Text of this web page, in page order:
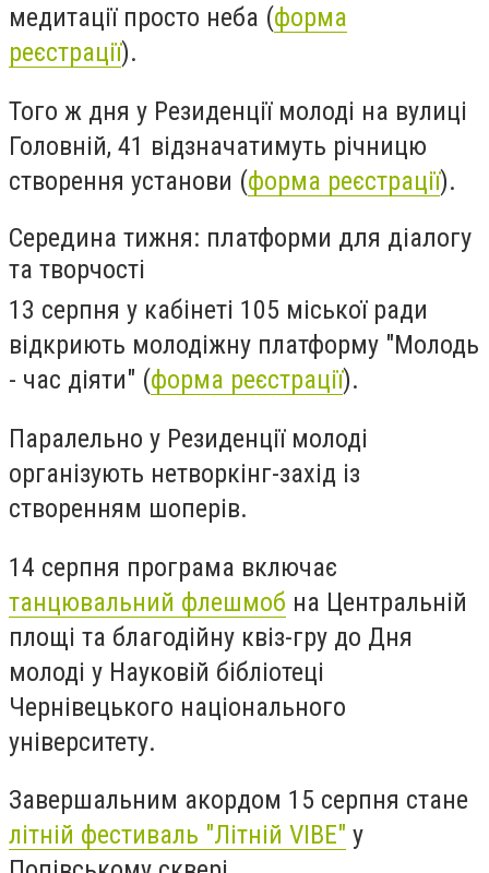
медитації просто неба (форма
реєстрації).
Того ж дня у Резиденції молоді на вулиці
Головній, 41 відзначатимуть річницю
створення установи (форма реєстрації).
Середина тижня: платформи для діалогу
та творчості
13 серпня у кабінеті 105 міської ради
відкриють молодіжну платформу "Молодь
- час діяти" (форма реєстрації).
Паралельно у Резиденції молоді
організують нетворкінг-захід із
створенням шоперів.
14 серпня програма включає
танцювальний флешмоб на Центральній
площі та благодійну квіз-гру до Дня
молоді у Науковій бібліотеці
Чернівецького національного
університету.
Завершальним акордом 15 серпня стане
літній фестиваль "Літній VIBE" у